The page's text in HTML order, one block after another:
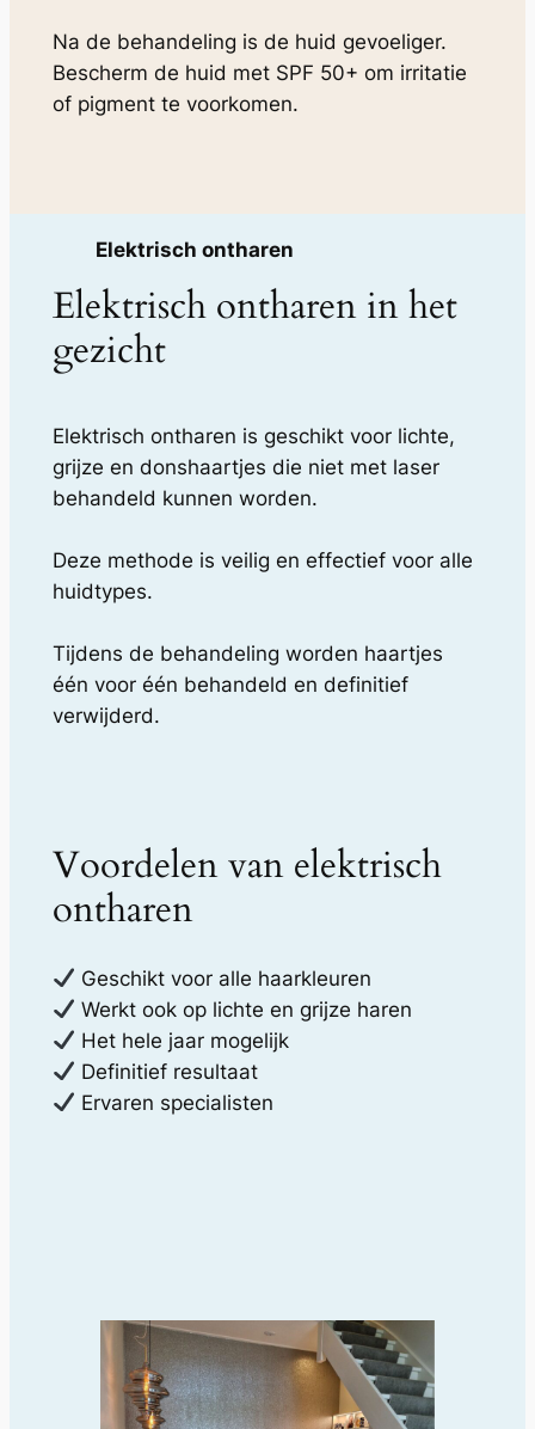
Na de behandeling is de huid gevoeliger.
Bescherm de huid met SPF 50+ om irritatie
of pigment te voorkomen.
Elektrisch ontharen
Elektrisch ontharen in het
gezicht
Elektrisch ontharen is geschikt voor lichte,
grijze en donshaartjes die niet met laser
behandeld kunnen worden.
Deze methode is veilig en effectief voor alle
huidtypes.
Tijdens de behandeling worden haartjes
één voor één behandeld en definitief
verwijderd.
Voordelen van elektrisch
ontharen
Geschikt voor alle haarkleuren
Werkt ook op lichte en grijze haren
Het hele jaar mogelijk
Definitief resultaat
Ervaren specialisten